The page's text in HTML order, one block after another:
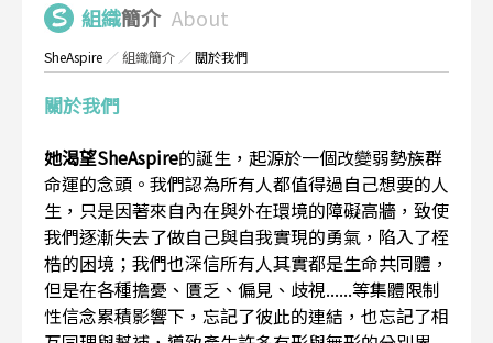
組織簡介 About
SheAspire ／組織簡介 ／關於我們
關於我們
她渴望SheAspire的誕生，起源於一個改變弱勢族群
命運的念頭。我們認為所有人都值得過自己想要的人
生，只是因著來自內在與外在環境的障礙高牆，致使
我們逐漸失去了做自己與自我實現的勇氣，陷入了桎
梏的困境；我們也深信所有人其實都是生命共同體，
但是在各種擔憂、匱乏、偏見、歧視......等集體限制
性信念累積影響下，忘記了彼此的連結，也忘記了相